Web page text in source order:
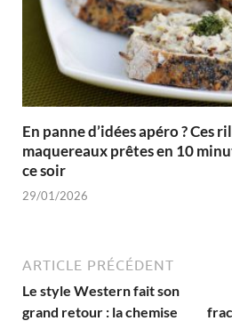
En panne d’idées apéro ? Ces
maquereaux prêtes en 10
ce soir
29/01/2026
ARTICLE PRÉCÉDENT
Le style Western fait son
grand retour : la chemise